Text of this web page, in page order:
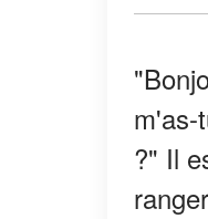
m'as-
?" Il